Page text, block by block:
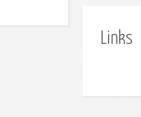
Links